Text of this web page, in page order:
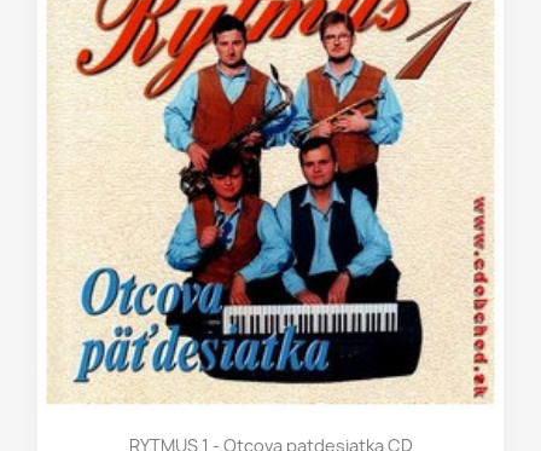
RYTMUS 1 - Otcova patdesiatka CD